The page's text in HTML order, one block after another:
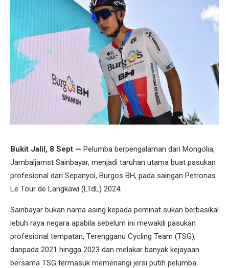
Bukit Jalil, 8 Sept — Pelumba berpengalaman dari Mongolia,
Jambaljamst Sainbayar, menjadi taruhan utama buat pasukan
profesional dari Sepanyol, Burgos BH, pada saingan Petronas
Le Tour de Langkawi (LTdL) 2024.
Sainbayar bukan nama asing kepada peminat sukan berbasikal
lebuh raya negara apabila sebelum ini mewakili pasukan
profesional tempatan, Terengganu Cycling Team (TSG),
daripada 2021 hingga 2023 dan melakar banyak kejayaan
bersama TSG termasuk memenangi jersi putih pelumba